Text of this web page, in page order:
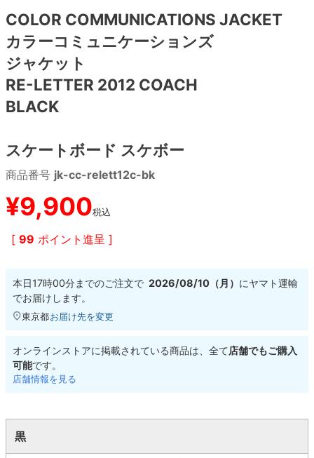
COLOR COMMUNICATIONS JACKET
カラーコミュニケーションズ
ジャケット
RE-LETTER 2012 COACH
BLACK
スケートボード スケボー
商品番号 jk-cc-relett12c-bk
¥9,900税込
[ 99 ポイント進呈 ]
本日17時00分までのご注文で 2026/08/10（月） にヤマト運輸
でお届けします。
東京都お届け先を変更
オンラインストアに掲載されている商品は、全て店舗でもご購入
可能です。
店舗情報を見る
黒
8.7inch
8.8inch
8.9inch
9.0inch以上
高性能デッキ
8.8inch
8.9inch
9.0inch以上
72mm
75mm
110mm
29cm
29.5cm
30cm
サイズの測り方